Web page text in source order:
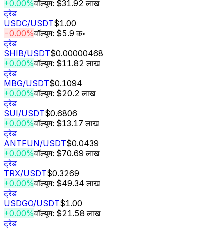
+0.00%वॉल्यूम: $31.92 लाख
ट्रेड
USDC/USDT$1.00
-0.00%वॉल्यूम: $5.9 क॰
ट्रेड
SHIB/USDT$0.00000468
+0.00%वॉल्यूम: $11.82 लाख
ट्रेड
MBG/USDT$0.1094
+0.00%वॉल्यूम: $20.2 लाख
ट्रेड
SUI/USDT$0.6806
+0.00%वॉल्यूम: $13.17 लाख
ट्रेड
ANTFUN/USDT$0.0439
+0.00%वॉल्यूम: $70.69 लाख
ट्रेड
TRX/USDT$0.3269
+0.00%वॉल्यूम: $49.34 लाख
ट्रेड
USDGO/USDT$1.00
+0.00%वॉल्यूम: $21.58 लाख
ट्रेड